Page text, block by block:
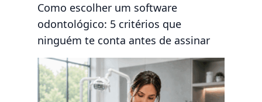
Como escolher um software
odontológico: 5 critérios que
ninguém te conta antes de assinar